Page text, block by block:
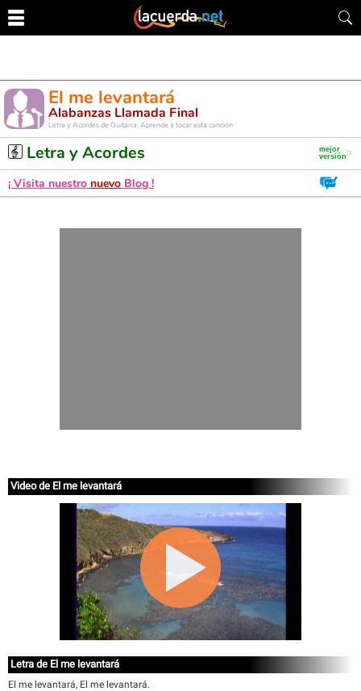
El me levantará
Alabanzas Llamada Final
Letra y Acordes de Guitarra. Aprende a tocar esta canción
Letra y Acordes
¡ Visita nuestro nuevo Blog !
Video de El me levantará
Letra de El me levantará
El me levantará, El me levantará.